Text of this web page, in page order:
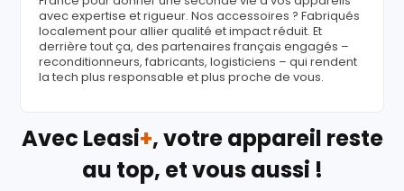
avec expertise et rigueur. Nos accessoires ? Fabriqués
localement pour allier qualité et impact réduit. Et
derrière tout ça, des partenaires français engagés –
reconditionneurs, fabricants, logisticiens – qui rendent
la tech plus responsable et plus proche de vous.
Avec Leasi+, votre appareil reste
au top, et vous aussi !